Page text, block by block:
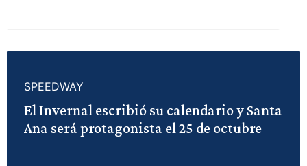
SPEEDWAY
El Invernal escribió su calendario y Santa
Ana será protagonista el 25 de octubre